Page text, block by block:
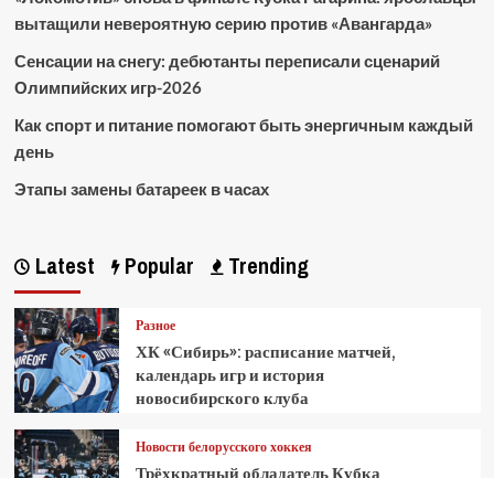
вытащили невероятную серию против «Авангарда»
Сенсации на снегу: дебютанты переписали сценарий
Олимпийских игр-2026
Как спорт и питание помогают быть энергичным каждый
день
Этапы замены батареек в часах
Latest Popular Trending
Разное
ХК «Сибирь»: расписание матчей,
календарь игр и история
новосибирского клуба
Новости белорусского хоккея
Трёхкратный обладатель Кубка